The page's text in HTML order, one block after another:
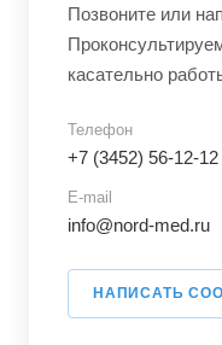
Позвоните или
касательно
Телефон
+7 (3452) 56-12-12
E-mail
info@nord-med.ru
НАПИСАТЬ